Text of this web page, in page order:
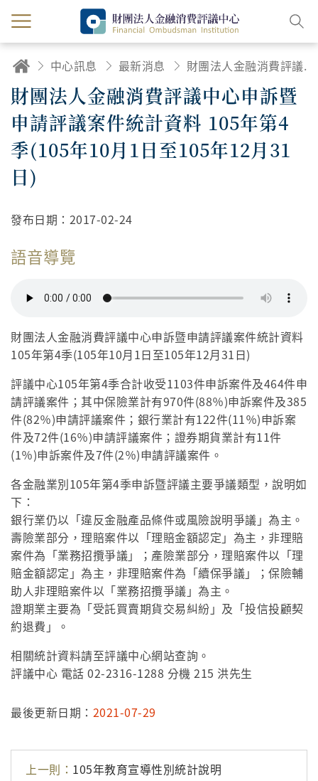
中心訊息 最新消息 財團法人金融消費評議中心申訴暨申請評議案件統計資料 105年第4季(105年10月1日至105年12月31日)
財團法人金融消費評議中心申訴暨
申請評議案件統計資料 105年第4
季(105年10月1日至105年12月31
日)
發布日期： 2017-02-24
語音導覽
財團法人金融消費評議中心申訴暨申請評議案件統計資料
105年第4季(105年10月1日至105年12月31日)
評議中心105年第4季合計收受1103件申訴案件及464件申
請評議案件；其中保險業計有970件(88％)申訴案件及385
件(82％)申請評議案件；銀行業計有122件(11％)申訴案
件及72件(16％)申請評議案件；證券期貨業計有11件
(1％)申訴案件及7件(2％)申請評議案件。
各金融業別105年第4季申訴暨評議主要爭議類型，說明如
下：
銀行業仍以「違反金融產品條件或風險說明爭議」為主。
壽險業部分，理賠案件以「理賠金額認定」為主，非理賠
案件為「業務招攬爭議」；產險業部分，理賠案件以「理
賠金額認定」為主，非理賠案件為「續保爭議」；保險輔
助人非理賠案件以「業務招攬爭議」為主。
證期業主要為「受託買賣期貨交易糾紛」及「投信投顧契
約退費」。
相關統計資料請至評議中心網站查詢。
評議中心 電話 02-2316-1288 分機 215 洪先生
最後更新日期： 2021-07-29
上一則： 105年教育宣導性別統計說明